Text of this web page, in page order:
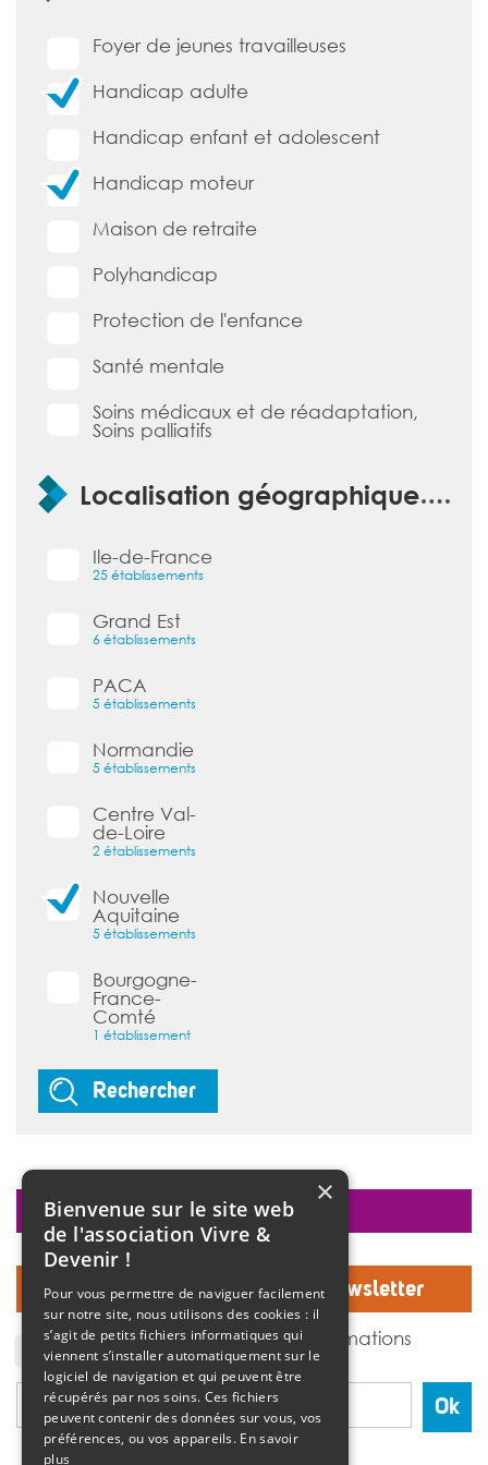
Foyer de jeunes travailleuses
Handicap adulte
Handicap enfant et adolescent
Handicap moteur
Maison de retraite
Polyhandicap
Protection de l'enfance
Santé mentale
Soins médicaux et de réadaptation,
Soins palliatifs
Localisation géographique
Ile-de-France
25 établissements
Grand Est
6 établissements
PACA
5 établissements
Normandie
5 établissements
Centre Val-
de-Loire
2 établissements
Nouvelle
Aquitaine
5 établissements
Bourgogne-
France-
Comté
1 établissement
Rechercher
Inscrivez-vous à notre Newsletter
J'accepte de recevoir des informations
de l'association Vivre et devenir.
Ok
faire un don
×
Bienvenue sur le site web
de l'association Vivre &
Devenir !
Pour vous permettre de naviguer facilement
sur notre site, nous utilisons des cookies : il
s’agit de petits fichiers informatiques qui
viennent s’installer automatiquement sur le
logiciel de navigation et qui peuvent être
récupérés par nos soins. Ces fichiers
peuvent contenir des données sur vous, vos
préférences, ou vos appareils. En savoir
plus